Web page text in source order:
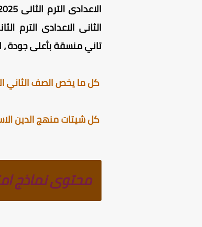
الاعدادى الترم الثانى 2025
الثانى الاعدادى الترم
تاني منسقة بأعلى جودة ،
كل ما يخص الصف الثاني
كل شيتات منهج الدين
محتوى نماذج